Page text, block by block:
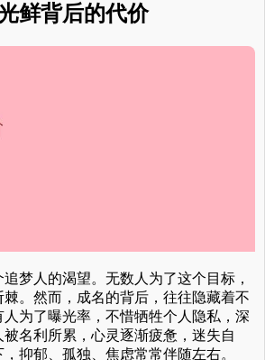
鲜背后的代价
梦人的渴望。无数人为了这个目标，
。然而，成名的背后，往往隐藏着不
为了曝光率，不惜牺牲个人隐私，深
被名利所累，心灵逐渐疲惫，迷失自
抑郁、孤独、焦虑常常伴随左右。